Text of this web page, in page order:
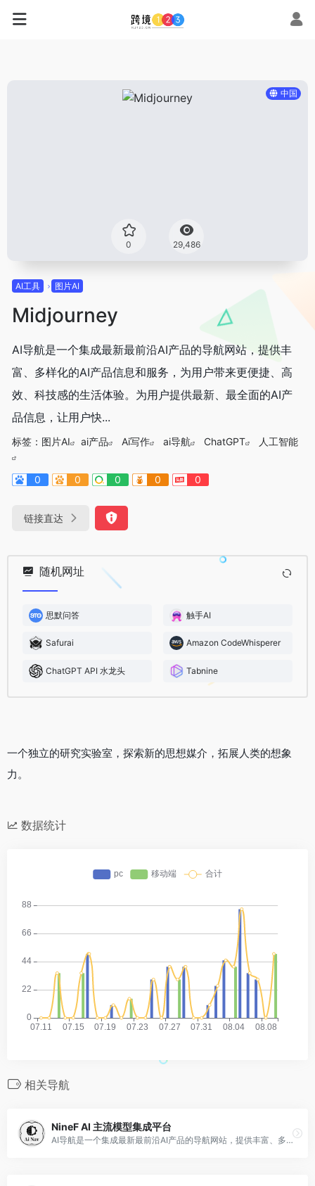
中国
0 29,486
AI工具 图片AI
Midjourney
AI导航是一个集成最新最前沿AI产品的导航网站，提供丰
富、多样化的AI产品信息和服务，为用户带来更便捷、高
效、科技感的生活体验。为用户提供最新、最全面的AI产
品信息，让用户快...
标签： 图片AI ai产品 Ai写作 ai导航 ChatGPT 人工智能
0 0 0 0 0
链接直达
随机网址
思默问答 触手AI
Safurai Amazon CodeWhisperer
ChatGPT API 水龙头 Tabnine
一个独立的研究实验室，探索新的思想媒介，拓展人类的想象
力。
数据统计
相关导航
NineF AI 主流模型集成平台
AI导航是一个集成最新最前沿AI产品的导航网站，提供丰富、多样化的AI产品信息和服务，为用户带来更便捷、高效、科技感的生活体验。为用户提供最新、最全面的AI产品信息，让用户快速、便捷地了解和使用各种AI产品。